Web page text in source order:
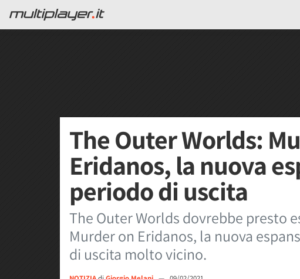
The Outer Worlds:
Eridanos, la nuova
periodo di uscita
The Outer Worlds dovrebbe presto
Murder on Eridanos, la nuova
di uscita molto vicino.